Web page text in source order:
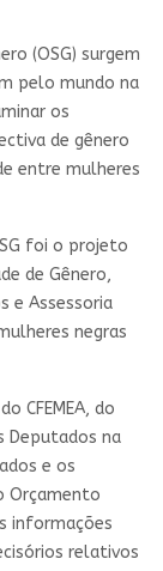
(OSG) surgem
pelo mundo na
os
de gênero
entre mulheres
foi o projeto
de Gênero,
e Assessoria
negras
CFEMEA, do
Deputados na
e os
Orçamento
informações
relativos